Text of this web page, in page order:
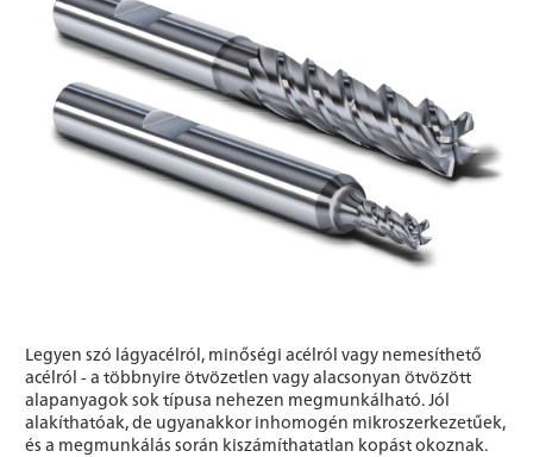
Legyen szó lágyacélról, minőségi acélról vagy nemesíthető
acélról - a többnyire ötvözetlen vagy alacsonyan ötvözött
alapanyagok sok típusa nehezen megmunkálható. Jól
alakíthatóak, de ugyanakkor inhomogén mikroszerkezetűek,
és a megmunkálás során kiszámíthatatlan kopást okoznak.